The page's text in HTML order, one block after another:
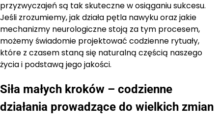
przyzwyczajeń są tak skuteczne w osiąganiu sukcesu.
Jeśli zrozumiemy, jak działa pętla nawyku oraz jakie
mechanizmy neurologiczne stoją za tym procesem,
możemy świadomie projektować codzienne rytuały,
które z czasem staną się naturalną częścią naszego
życia i podstawą jego jakości.
Siła małych kroków – codzienne
działania prowadzące do wielkich zmian